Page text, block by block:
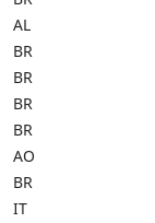
AL
BR
BR
BR
BR
AO
BR
IT